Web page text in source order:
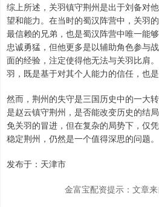
综上所述，关羽镇守荆州是出于刘备对
望和能力。在当时的蜀汉阵营中，关羽
最信赖的兄弟，也是蜀汉阵营中唯一能
忠诚勇猛，但他更多是以辅助角色参与
面的经验，注定使得他无法与关羽比肩
羽，既是基于对其个人能力的信任，也
然而，荆州的失守是三国历史中的一大
是赵云镇守荆州，是否能改变历史的结
免关羽的冒进，但在复杂的局势下，仅
稳定荆州，仍然是一个值得深思的问题。
发布于：天津市
金富宝配资提示：文章